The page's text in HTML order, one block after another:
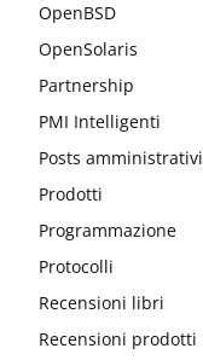
OpenBSD
OpenSolaris
Partnership
PMI Intelligenti
Posts amministrativi
Prodotti
Programmazione
Protocolli
Recensioni libri
Recensioni prodotti